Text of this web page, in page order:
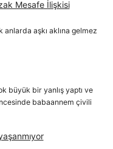
Mesafe İlişkisi
aşkı aklına gelmez
büyük bir yanlış yaptı ve
babaannem çivili